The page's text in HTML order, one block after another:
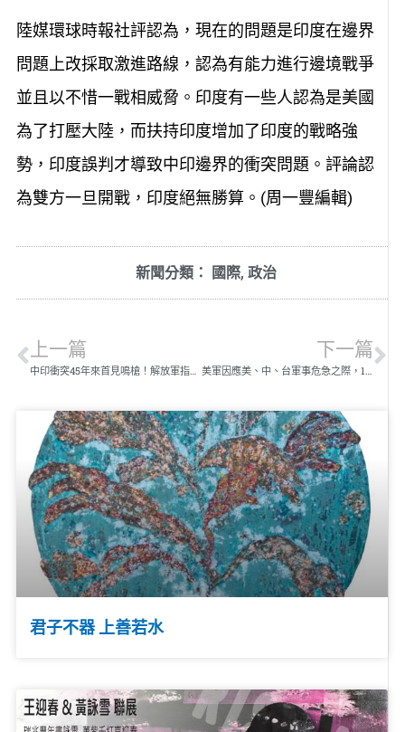
陸媒環球時報社評認為，現在的問題是印度在邊界
問題上改採取激進路線，認為有能力進行邊境戰爭
並且以不惜一戰相威脅。印度有一些人認為是美國
為了打壓大陸，而扶持印度增加了印度的戰略強
勢，印度誤判才導致中印邊界的衝突問題。評論認
為雙方一旦開戰，印度絕無勝算。(周一豐編輯)
新聞分類： 國際, 政治
上一篇
中印衝突45年來首見鳴槍！解放軍指控印軍越界先開槍威脅
下一篇
君子不器 上善若水